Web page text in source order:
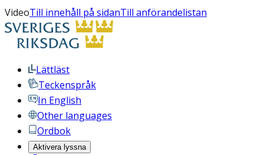
VideoTill innehåll på sidanTill anförandelistan
Lättläst
Teckenspråk
In English
Other languages
Ordbok
Aktivera lyssna